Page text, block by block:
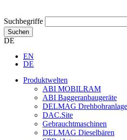
Suchbegriffe
Suchen
DE
EN
DE
Produktwelten
ABI MOBILRAM
ABI Baggeranbaugeräte
DELMAG
DAC.Site
Gebrauchtmaschinen
DELMAG Dieselbären